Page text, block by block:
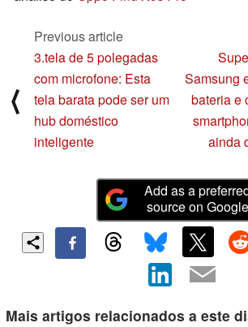
⟨
Previous article
3.tela de 5 polegadas
com microfone: Esta
tela barata pode ser um
hub doméstico
inteligente
Samsung
bateria e
ainda
Add as a
source on Google
Mais artigos relacionados a este